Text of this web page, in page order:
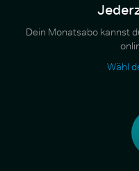
Dein Monatsabo kannst
Wähl